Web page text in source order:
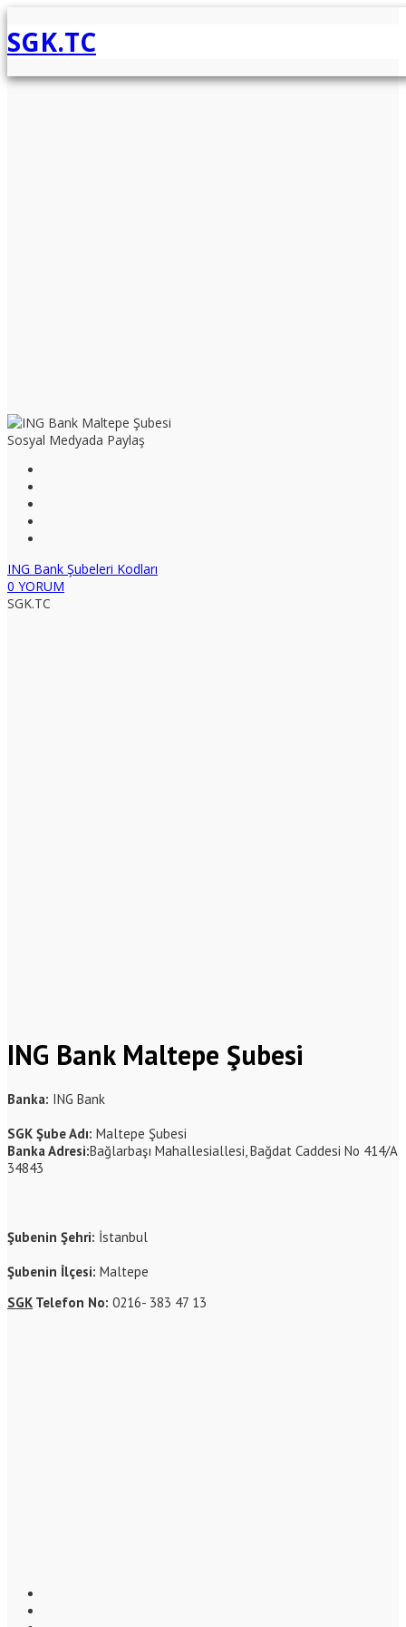
SGK.TC
Sosyal Medyada Paylaş
ING Bank Şubeleri Kodları
0 YORUM
SGK.TC
ING Bank Maltepe Şubesi
Banka: ING Bank
SGK Şube Adı: Maltepe Şubesi
Banka Adresi:Bağlarbaşı Mahallesiallesi, Bağdat Caddesi No 414/A
34843
Şubenin Şehri: İstanbul
Şubenin İlçesi: Maltepe
SGK Telefon No: 0216- 383 47 13